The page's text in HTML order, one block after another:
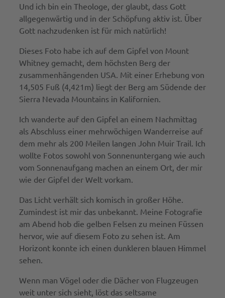
Und ich bin ein Theologe, der glaubt, dass Gott
allgegenwärtig und in der Schöpfung aktiv ist. Über
Gott nachzudenken ist für mich natürlich!
Dieses Foto habe ich auf dem Gipfel von Mount
Whitney gemacht, dem höchsten Berg der
zusammenhängenden USA. Mit einer Erhebung von
14,505 Fuß (4,421m) liegt der Berg am Südende der
Sierra Nevada Mountains in Kalifornien.
Ich wanderte auf den Gipfel an einem Nachmittag
als Abschluss einer mehrwöchigen Wanderreise auf
dem mehr als 200 Meilen langen John Muir Trail. Ich
wollte Fotos sowohl von Sonnenuntergang wie auch
vom Sonnenaufgang machen an einem Ort, der mir
wie der Gipfel der Welt vorkam.
Das Licht verhält sich komisch in großer Höhe.
Zumindest ist mir das unbekannt. Meine Fotografie
am Abend hob die gelben Felsen zu meinen Füssen
hervor, wie auf diesem Foto zu sehen ist. Am
Horizont konnte ich einen dunkleren blauen Himmel
sehen.
Wenn man Vögel oder die Dächer von Flugzeugen
weit unter sich sieht, löst das seltsame